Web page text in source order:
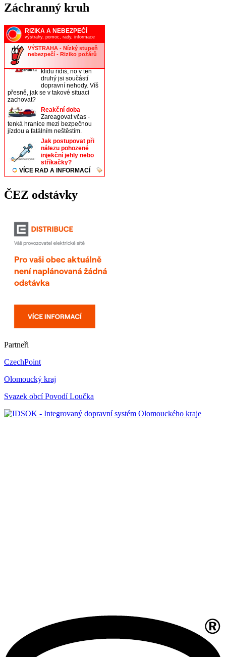
Záchranný kruh
ČEZ odstávky
Partneři
CzechPoint
Olomoucký kraj
Svazek obcí Povodí Loučka